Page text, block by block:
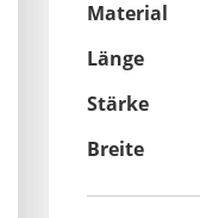
Material
Länge
Stärke
Breite